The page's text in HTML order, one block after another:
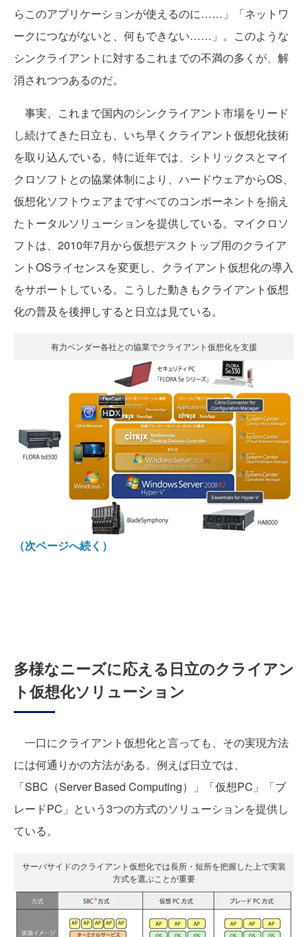
らこのアプリケーションが使えるのに……」「ネットワ
ークにつながないと、何もできない……」。このような
シンクライアントに対するこれまでの不満の多くが、解
消されつつあるのだ。
事実、これまで国内のシンクライアント市場をリード
し続けてきた日立も、いち早くクライアント仮想化技術
を取り込んでいる。特に近年では、シトリックスとマイ
クロソフトとの協業体制により、ハードウェアからOS、
仮想化ソフトウェアまですべてのコンポーネントを揃え
たトータルソリューションを提供している。マイクロソ
フトは、2010年7月から仮想デスクトップ用のクライア
ントOSライセンスを変更し、クライアント仮想化の導入
をサポートしている。こうした動きもクライアント仮想
化の普及を後押しすると日立は見ている。
有力ベンダー各社との協業でクライアント仮想化を支援
（次ページへ続く）
多様なニーズに応える日立のクライアン
ト仮想化ソリューション
一口にクライアント仮想化と言っても、その実現方法
には何通りかの方法がある。例えば日立では、
「SBC（Server Based Computing）」「仮想PC」「ブ
レードPC」という3つの方式のソリューションを提供し
ている。
サーバサイドのクライアント仮想化では長所・短所を把握した上で実装
方式を選ぶことが重要